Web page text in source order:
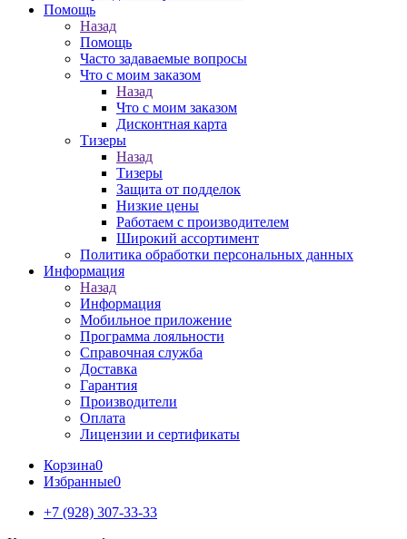
Помощь
Назад
Помощь
Часто задаваемые вопросы
Что с моим заказом
Назад
Что с моим заказом
Дисконтная карта
Тизеры
Назад
Тизеры
Защита от подделок
Низкие цены
Работаем с производителем
Широкий ассортимент
Политика обработки персональных данных
Информация
Назад
Информация
Мобильное приложение
Программа лояльности
Справочная служба
Доставка
Гарантия
Производители
Оплата
Лицензии и сертификаты
Корзина0
Избранные0
+7 (928) 307-33-33